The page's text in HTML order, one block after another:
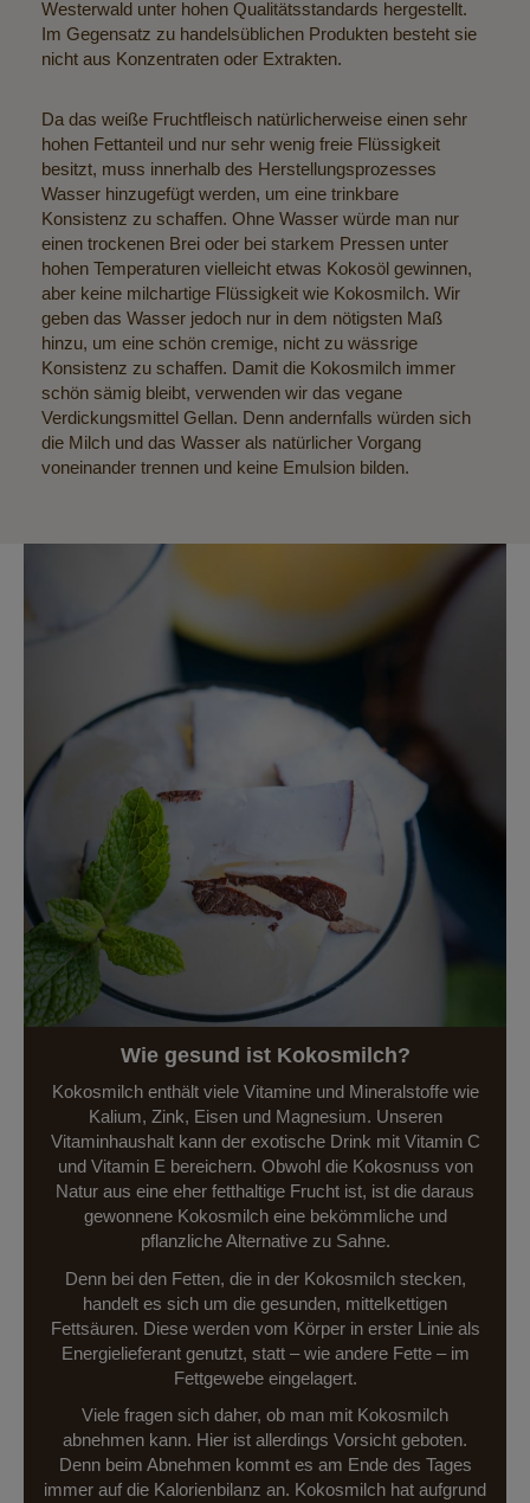
Westerwald unter hohen Qualitätsstandards hergestellt.
Im Gegensatz zu handelsüblichen Produkten besteht sie
nicht aus Konzentraten oder Extrakten.
Da das weiße Fruchtfleisch natürlicherweise einen sehr
hohen Fettanteil und nur sehr wenig freie Flüssigkeit
besitzt, muss innerhalb des Herstellungsprozesses
Wasser hinzugefügt werden, um eine trinkbare
Konsistenz zu schaffen. Ohne Wasser würde man nur
einen trockenen Brei oder bei starkem Pressen unter
hohen Temperaturen vielleicht etwas Kokosöl gewinnen,
aber keine milchartige Flüssigkeit wie Kokosmilch. Wir
geben das Wasser jedoch nur in dem nötigsten Maß
hinzu, um eine schön cremige, nicht zu wässrige
Konsistenz zu schaffen. Damit die Kokosmilch immer
schön sämig bleibt, verwenden wir das vegane
Verdickungsmittel Gellan. Denn andernfalls würden sich
die Milch und das Wasser als natürlicher Vorgang
voneinander trennen und keine Emulsion bilden.
Wie gesund ist Kokosmilch?
Kokosmilch enthält viele Vitamine und Mineralstoffe wie
Kalium, Zink, Eisen und Magnesium. Unseren
Vitaminhaushalt kann der exotische Drink mit Vitamin C
und Vitamin E bereichern. Obwohl die Kokosnuss von
Natur aus eine eher fetthaltige Frucht ist, ist die daraus
gewonnene Kokosmilch eine bekömmliche und
pflanzliche Alternative zu Sahne.
Denn bei den Fetten, die in der Kokosmilch stecken,
handelt es sich um die gesunden, mittelkettigen
Fettsäuren. Diese werden vom Körper in erster Linie als
Energielieferant genutzt, statt – wie andere Fette – im
Fettgewebe eingelagert.
Viele fragen sich daher, ob man mit Kokosmilch
abnehmen kann. Hier ist allerdings Vorsicht geboten.
Denn beim Abnehmen kommt es am Ende des Tages
immer auf die Kalorienbilanz an. Kokosmilch hat aufgrund